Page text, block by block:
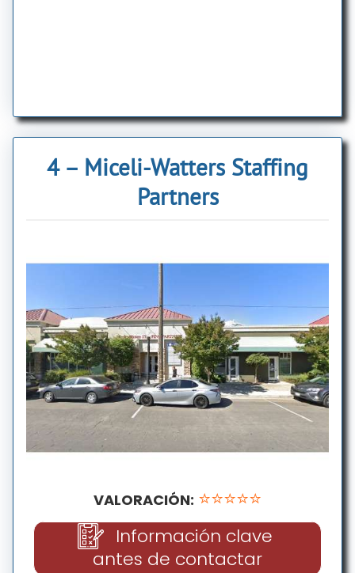
4 – Miceli-Watters Staffing
Partners
VALORACIÓN: ⭐⭐⭐⭐⭐
Información clave
antes de contactar